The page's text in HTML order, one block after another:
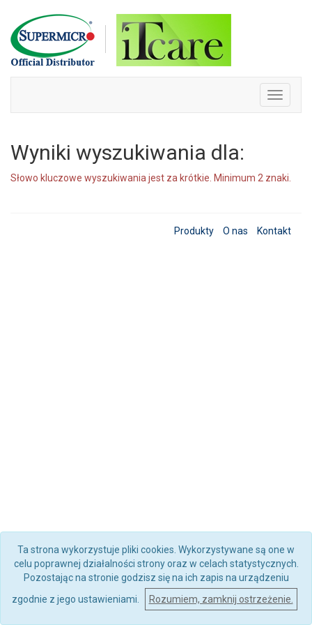
Skip
to
content
Toggle
Wyniki wyszukiwania dla:
Słowo kluczowe wyszukiwania jest za krótkie. Minimum 2 znaki.
Produkty O nas Kontakt
Ta strona wykorzystuje pliki cookies. Wykorzystywane są one w
celu poprawnej działalności strony oraz w celach statystycznych.
Pozostając na stronie godzisz się na ich zapis na urządzeniu
zgodnie z jego ustawieniami.
Rozumiem, zamknij ostrzeżenie.